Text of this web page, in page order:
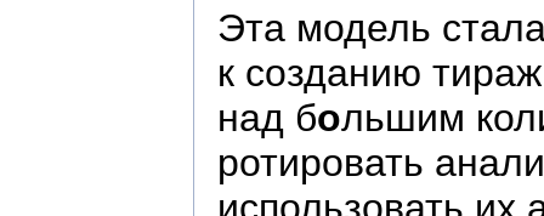
Эта модель
к созданию
над большим
ротировать
использовать их